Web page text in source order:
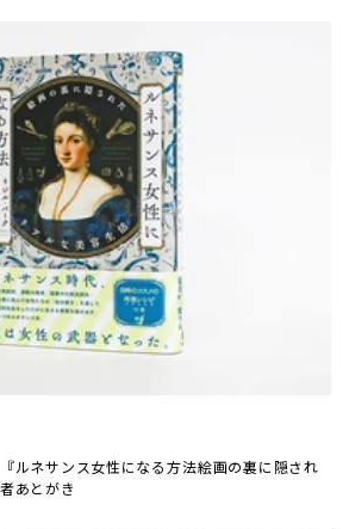
ルネサンス女性になる方法――絵画の裏に隠され
あとがき